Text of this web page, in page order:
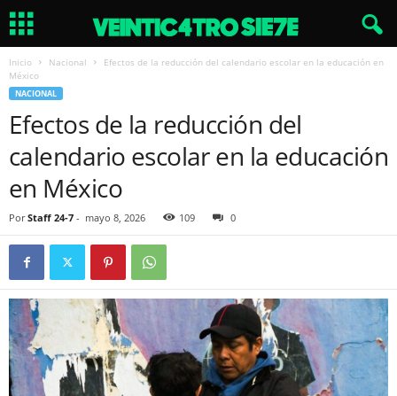
Inicio Nacional
Efectos de la reducción del calendario escolar en la educación en
México
NACIONAL
Efectos de la reducción del
calendario escolar en la educación
en México
Por Staff 24-7 - mayo 8, 2026 109 0